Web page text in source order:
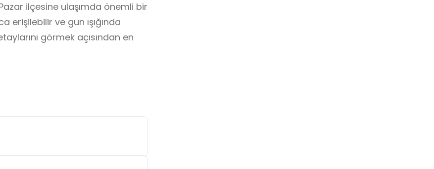
ilçesine ulaşımda önemli bir
erişilebilir ve gün ışığında
görmek açısından en